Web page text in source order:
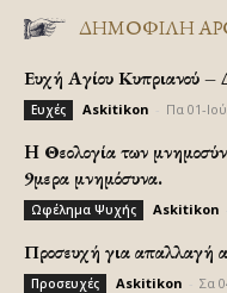
ΔΗΜΟΦΙΛΗ
Ευχή Αγίου Κυπριανού –
Ευχές Askitikon Πα 01-
H Θεολογία των
9μερα μνημόσυνα.
Ωφέλημα Ψυχής Askitikon
Προσευχή για απαλλαγή
Προσευχές Askitikon Σα